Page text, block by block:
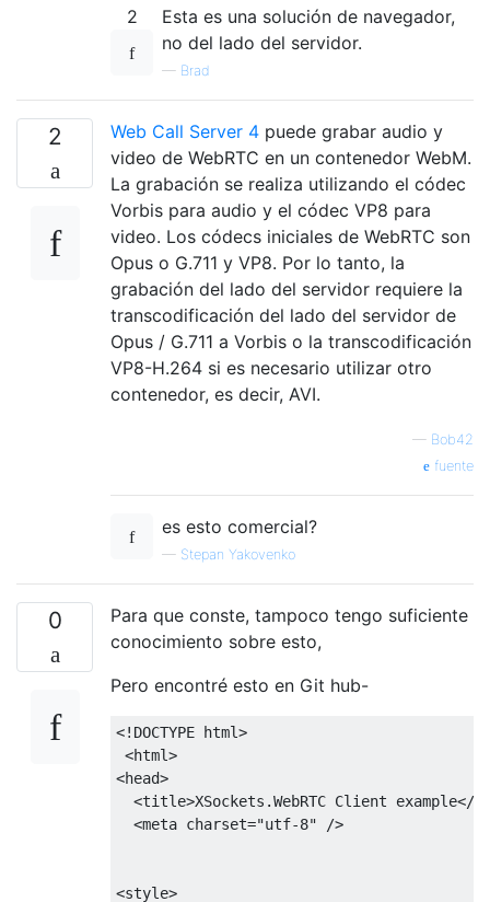
2
Esta es una solución de navegador,
no del lado del servidor.
— Brad
2 Web Call Server 4 puede grabar audio y
video de WebRTC en un contenedor WebM.
La grabación se realiza utilizando el códec
Vorbis para audio y el códec VP8 para
video. Los códecs iniciales de WebRTC son
Opus o G.711 y VP8. Por lo tanto, la
grabación del lado del servidor requiere la
transcodificación del lado del servidor de
Opus / G.711 a Vorbis o la transcodificación
VP8-H.264 si es necesario utilizar otro
contenedor, es decir, AVI.
— Bob42
fuente
es esto comercial?
— Stepan Yakovenko
0
Para que conste, tampoco tengo suficiente
conocimiento sobre esto,
Pero encontré esto en Git hub-
<!DOCTYPE html>
<html>
<head>
<title>XSockets.WebRTC Client example</
<meta charset="utf-8" />
<style>